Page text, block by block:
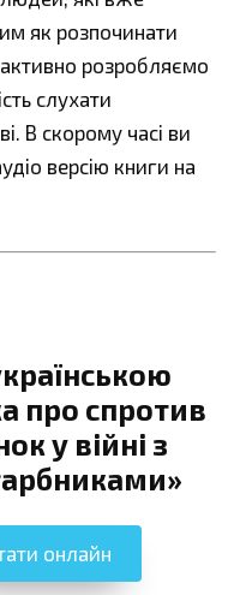
як розпочинати
розробляємо
слухати
В скорому часі ви
версію книги на
про спротив
у війні з
онлайн